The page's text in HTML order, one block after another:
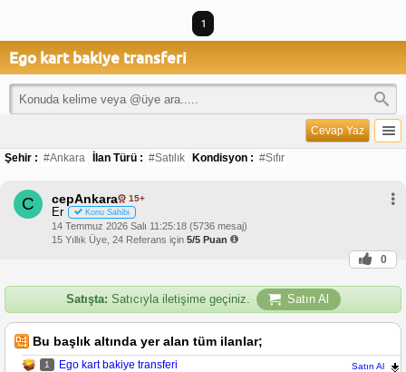
1
Ego kart bakiye transferi
Cevap Yaz
Şehir : #Ankara İlan Türü : #Satılık Kondisyon : #Sıfır
C cepAnkara 15+
Er Konu Sahibi
14 Temmuz 2026 Salı 11:25:18 (5736 mesaj)
15 Yıllık Üye, 24 Referans için 5/5 Puan
0
Satışta: Satıcıyla iletişime geçiniz. Satın Al
Bu başlık altında yer alan tüm ilanlar;
1 Ego kart bakiye transferi Satın Al